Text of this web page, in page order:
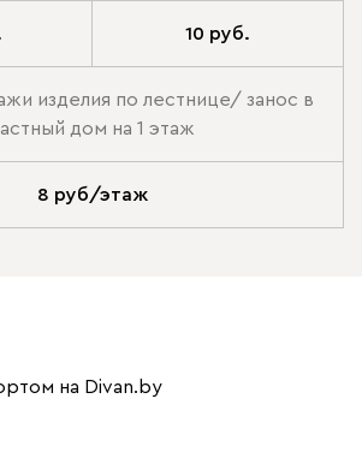
10 руб.
изделия по лестнице/ занос в
дом на 1 этаж
8 руб/этаж
на Divan.by